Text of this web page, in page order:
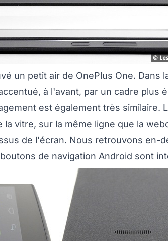
un petit air de OnePlus One. Dans
à l'avant, par un cadre plus
est également très similaire.
vitre, sur la même ligne que la
de l'écran. Nous retrouvons en-
de navigation Android sont